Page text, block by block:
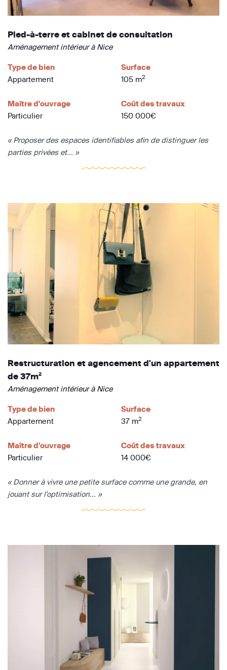
Pied-à-terre et cabinet de consultation
Aménagement intérieur à Nice
Type de bien
Appartement
Surface
105 m2
Maître d'ouvrage
Particulier
Coût des travaux
150 000€
« Proposer des espaces identifiables afin de distinguer les
parties privées et... »
Restructuration et agencement d'un appartement
de 37m²
Aménagement intérieur à Nice
Type de bien
Appartement
Surface
37 m2
Maître d'ouvrage
Particulier
Coût des travaux
14 000€
« Donner à vivre une petite surface comme une grande, en
jouant sur l'optimisation... »